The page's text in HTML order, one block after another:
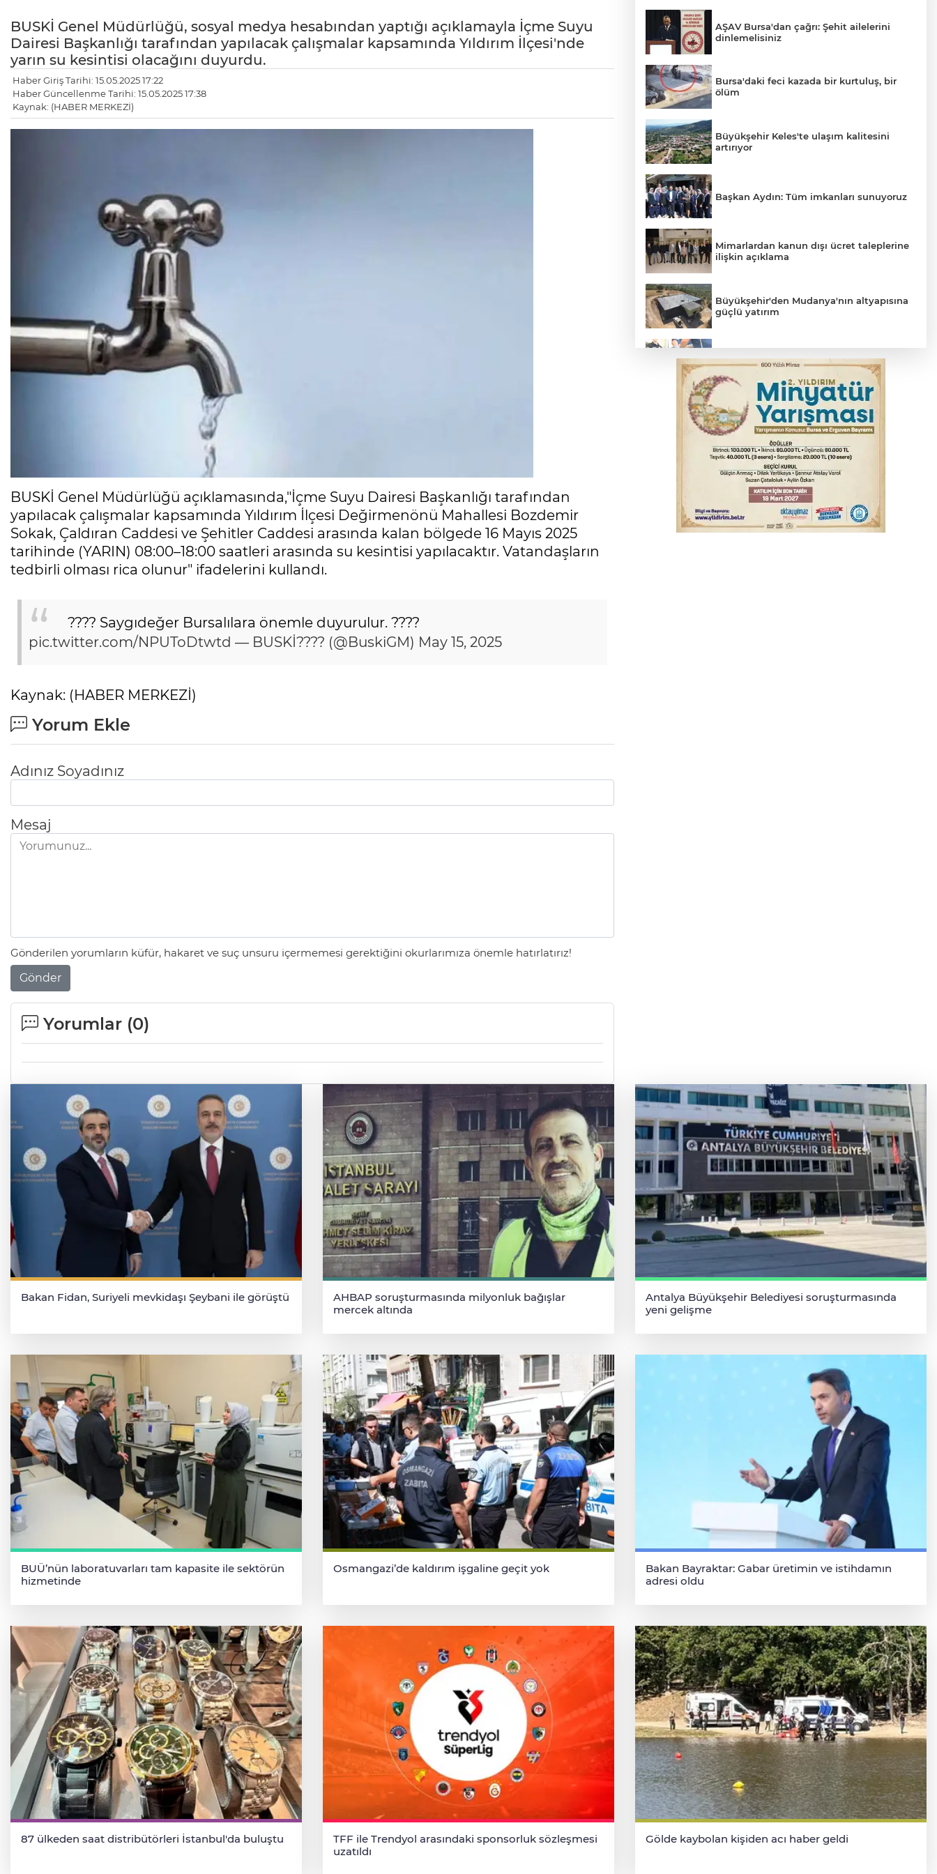
BUSKİ Genel Müdürlüğü, sosyal medya hesabından yaptığı açıklamayla İçme Suyu
Dairesi Başkanlığı tarafından yapılacak çalışmalar kapsamında Yıldırım İlçesi'nde
yarın su kesintisi olacağını duyurdu.
Haber Giriş Tarihi: 15.05.2025 17:22
Haber Güncellenme Tarihi: 15.05.2025 17:38
Kaynak: (HABER MERKEZİ)
BUSKİ Genel Müdürlüğü açıklamasında,"İçme Suyu Dairesi Başkanlığı tarafından
yapılacak çalışmalar kapsamında Yıldırım İlçesi Değirmenönü Mahallesi Bozdemir
Sokak, Çaldıran Caddesi ve Şehitler Caddesi arasında kalan bölgede 16 Mayıs 2025
tarihinde (YARIN) 08:00–18:00 saatleri arasında su kesintisi yapılacaktır. Vatandaşların
tedbirli olması rica olunur" ifadelerini kullandı.
???? Saygıdeğer Bursalılara önemle duyurulur. ????
pic.twitter.com/NPUToDtwtd — BUSKİ???? (@BuskiGM) May 15, 2025
Kaynak: (HABER MERKEZİ)
Yorum Ekle
Adınız Soyadınız
Mesaj
Gönderilen yorumların küfür, hakaret ve suç unsuru içermemesi gerektiğini okurlarımıza önemle hatırlatırız!
Gönder
Yorumlar (0)
AŞAV Bursa'dan çağrı: Şehit ailelerini
dinlemelisiniz
Bursa'daki feci kazada bir kurtuluş, bir
ölüm
Büyükşehir Keles'te ulaşım kalitesini
artırıyor
Başkan Aydın: Tüm imkanları sunuyoruz
Mimarlardan kanun dışı ücret taleplerine
ilişkin açıklama
Büyükşehir'den Mudanya'nın altyapısına
güçlü yatırım
donduran ifade
Osmangazi’de yeşil alanlar titizlikle
korunuyor
Bursa'da akıma kapılan mühendis ağır
yaralandı
Bursa'da tavuk çiftliğinde yangın
Bakan Fidan, Suriyeli mevkidaşı Şeybani ile görüştü
AHBAP soruşturmasında milyonluk bağışlar
mercek altında
Antalya Büyükşehir Belediyesi soruşturmasında
yeni gelişme
BUÜ’nün laboratuvarları tam kapasite ile sektörün
hizmetinde
Osmangazi’de kaldırım işgaline geçit yok
Bakan Bayraktar: Gabar üretimin ve istihdamın
adresi oldu
87 ülkeden saat distribütörleri İstanbul'da buluştu
TFF ile Trendyol arasındaki sponsorluk sözleşmesi
uzatıldı
Gölde kaybolan kişiden acı haber geldi